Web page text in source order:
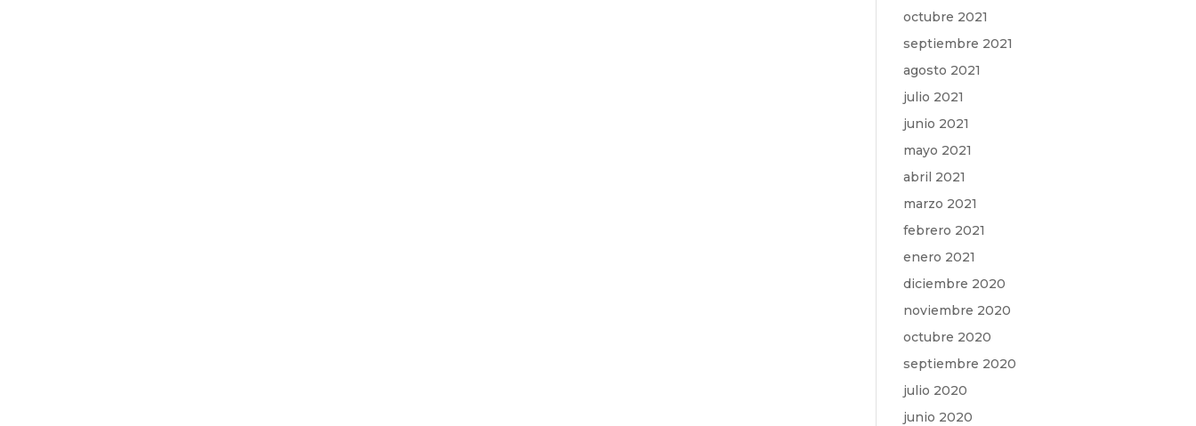
octubre 2021
septiembre 2021
agosto 2021
julio 2021
junio 2021
mayo 2021
abril 2021
marzo 2021
febrero 2021
enero 2021
diciembre 2020
noviembre 2020
octubre 2020
septiembre 2020
julio 2020
junio 2020